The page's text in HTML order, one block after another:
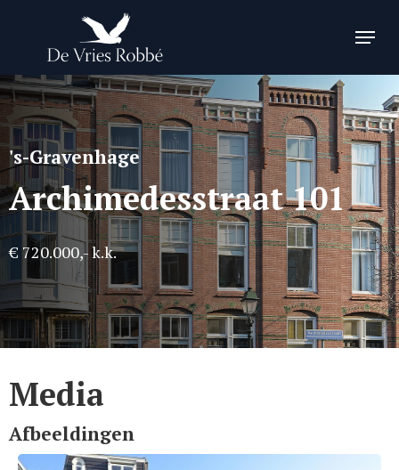
content
Menu
's-Gravenhage
Archimedesstraat 101
€ 720.000,- k.k.
Media
Afbeeldingen